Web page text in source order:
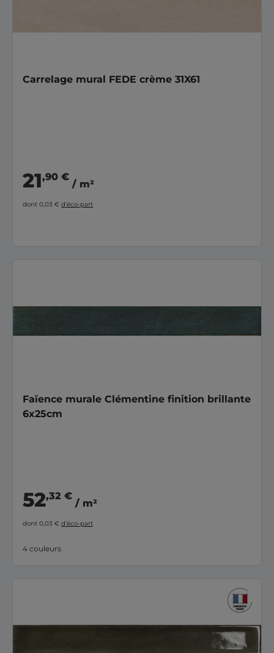
Carrelage mural FEDE crème 31X61
21,90 €
/ m²
dont 0,03 € d’éco-part
Faïence murale Clémentine finition brillante
6x25cm
52,32 €
/ m²
dont 0,03 € d’éco-part
4 couleurs